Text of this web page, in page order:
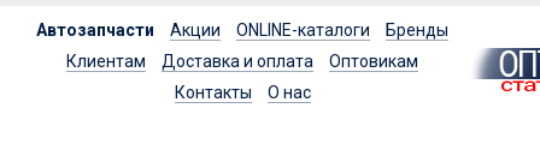
Автозапчасти Акции ONLINE-каталоги
Бренды
Клиентам
Доставка и оплата
Оптовикам
Контакты
О нас